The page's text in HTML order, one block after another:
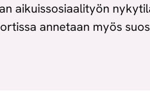
aikuissosiaalityön
annetaan myös